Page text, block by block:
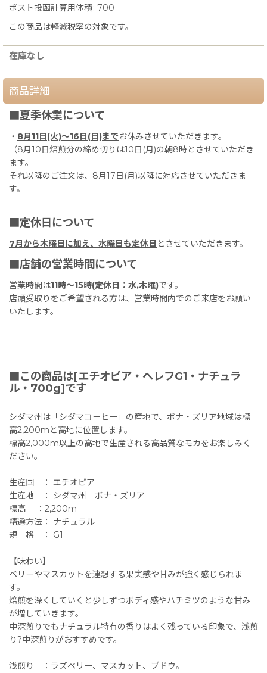
ポスト投函計算用体積: 700
この商品は軽減税率の対象です。
在庫なし
商品詳細
■夏季休業について
・ 8月11日(火)〜16日(日)までお休みさせていただきます。
（8月10日焙煎分の締め切りは10日(月)の朝8時とさせていただき
ます。
それ以降のご注文は、8月17日(月)以降に対応させていただきま
す。
■定休日について
7月から木曜日に加え、水曜日も定休日 とさせていただきます。
■店舗の営業時間について
営業時間は11時〜15時(定休日：水,木曜)です。
店頭受取りをご希望される方は、営業時間内でのご来店をお願い
いたします。
■この商品は[エチオピア・へレフG1・ナチュラ
ル・700g]です
シダマ州は「シダマコーヒー」の産地で、ボナ・ズリア地域は標
高2,200mと高地に位置します。
標高2,000m以上の高地で生産される高品質なモカをお楽しみく
ださい。
生産国 ： エチオピア
生産地 ： シダマ州 ボナ・ズリア
標高 ：2,200m
精選方法： ナチュラル
規 格 ： G1
【味わい】
ベリーやマスカットを連想する果実感や甘みが強く感じられま
す。
焙煎を深くしていくと少しずつボディ感やハチミツのような甘み
が増していきます。
中深煎りでもナチュラル特有の香りはよく残っている印象で、浅煎
り?中深煎りがおすすめです。
浅煎り ：ラズベリー、マスカット、ブドウ。